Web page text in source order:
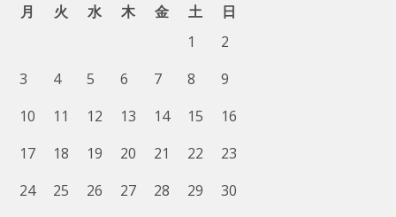
月
火 水 木 金 土
日
1
2
3
4 5 6 7 8
9
10
11 12 13 14 15
16
17
18 19 20 21 22
23
24
25 26 27 28 29
30